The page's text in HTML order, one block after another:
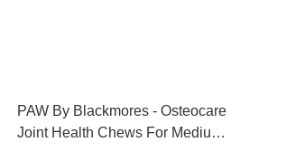
PAW By Blackmores - Osteocare
Joint Health Chews For Medium